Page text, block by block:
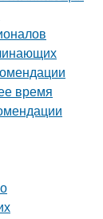
время